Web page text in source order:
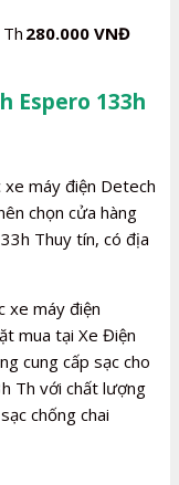
280.000 VNĐ
Espero 133h
xe máy điện Detech
chọn cửa hàng
Thuy tín, có địa
xe máy điện
mua tại Xe Điện
cung cấp sạc cho
Th với chất lượng
chống chai